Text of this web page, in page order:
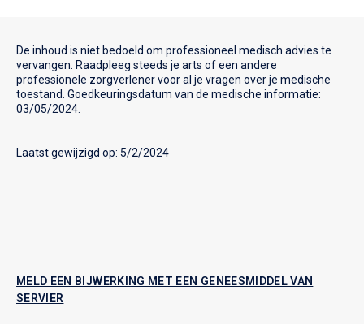
De inhoud is niet bedoeld om professioneel medisch advies te
vervangen. Raadpleeg steeds je arts of een andere
professionele zorgverlener voor al je vragen over je medische
toestand. Goedkeuringsdatum van de medische informatie:
03/05/2024.
Laatst gewijzigd op: 5/2/2024
MELD EEN BIJWERKING MET EEN GENEESMIDDEL VAN
SERVIER